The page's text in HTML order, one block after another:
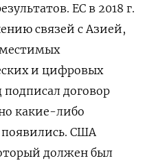
ЕС в 2018 г.
связей с Азией,
и цифровых
договор
какие-либо
США
должен был